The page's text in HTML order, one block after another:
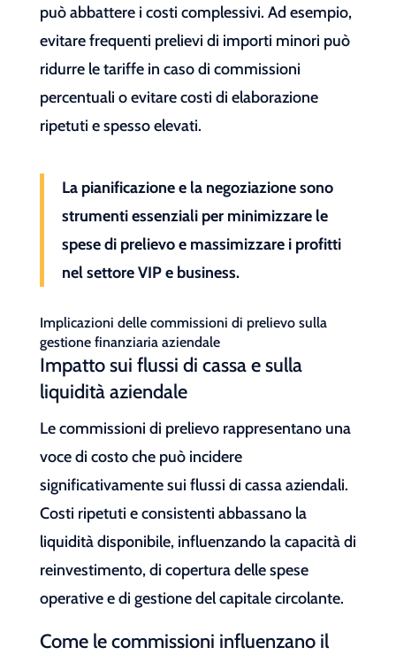
può abbattere i costi complessivi. Ad esempio,
evitare frequenti prelievi di importi minori può
ridurre le tariffe in caso di commissioni
percentuali o evitare costi di elaborazione
ripetuti e spesso elevati.
La pianificazione e la negoziazione sono
strumenti essenziali per minimizzare le
spese di prelievo e massimizzare i profitti
nel settore VIP e business.
Implicazioni delle commissioni di prelievo sulla
gestione finanziaria aziendale
Impatto sui flussi di cassa e sulla
liquidità aziendale
Le commissioni di prelievo rappresentano una
voce di costo che può incidere
significativamente sui flussi di cassa aziendali.
Costi ripetuti e consistenti abbassano la
liquidità disponibile, influenzando la capacità di
reinvestimento, di copertura delle spese
operative e di gestione del capitale circolante.
Come le commissioni influenzano il